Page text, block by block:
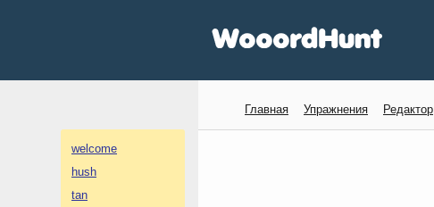
welcome
hush
tan
Главная Упражнения Редактор